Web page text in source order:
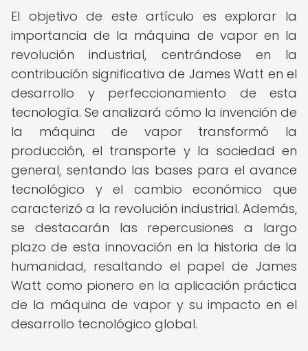
El objetivo de este artículo es explorar la
importancia de la máquina de vapor en la
revolución industrial, centrándose en la
contribución significativa de James Watt en el
desarrollo y perfeccionamiento de esta
tecnología. Se analizará cómo la invención de
la máquina de vapor transformó la
producción, el transporte y la sociedad en
general, sentando las bases para el avance
tecnológico y el cambio económico que
caracterizó a la revolución industrial. Además,
se destacarán las repercusiones a largo
plazo de esta innovación en la historia de la
humanidad, resaltando el papel de James
Watt como pionero en la aplicación práctica
de la máquina de vapor y su impacto en el
desarrollo tecnológico global.